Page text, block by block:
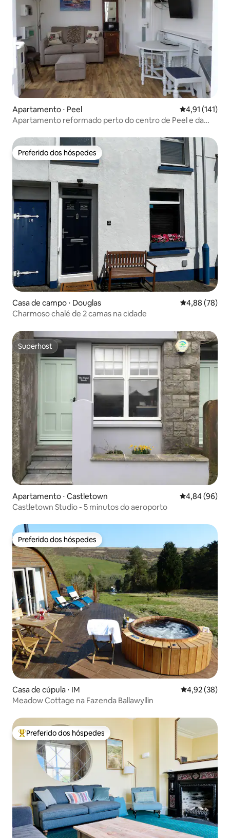
Apartamento ⋅ Peel 4,91 de uma
4,91 (141)
Apartamento reformado perto do centro de Peel e da
Preferido dos hóspedes
Preferido dos hóspedes
Casa de campo ⋅ Douglas 4,88 de uma
4,88 (78)
Charmoso chalé de 2 camas na cidade
Superhost
Superhost
Apartamento ⋅ Castletown 4,84 de uma
4,84 (96)
Castletown Studio - 5 minutos do aeroporto
Preferido dos hóspedes
Preferido dos hóspedes
Casa de cúpula ⋅ IM 4,92 de uma
4,92 (38)
Meadow Cottage na Fazenda Ballawyllin
Entre os melhores preferidos dos hóspedes
Preferido dos hóspedes